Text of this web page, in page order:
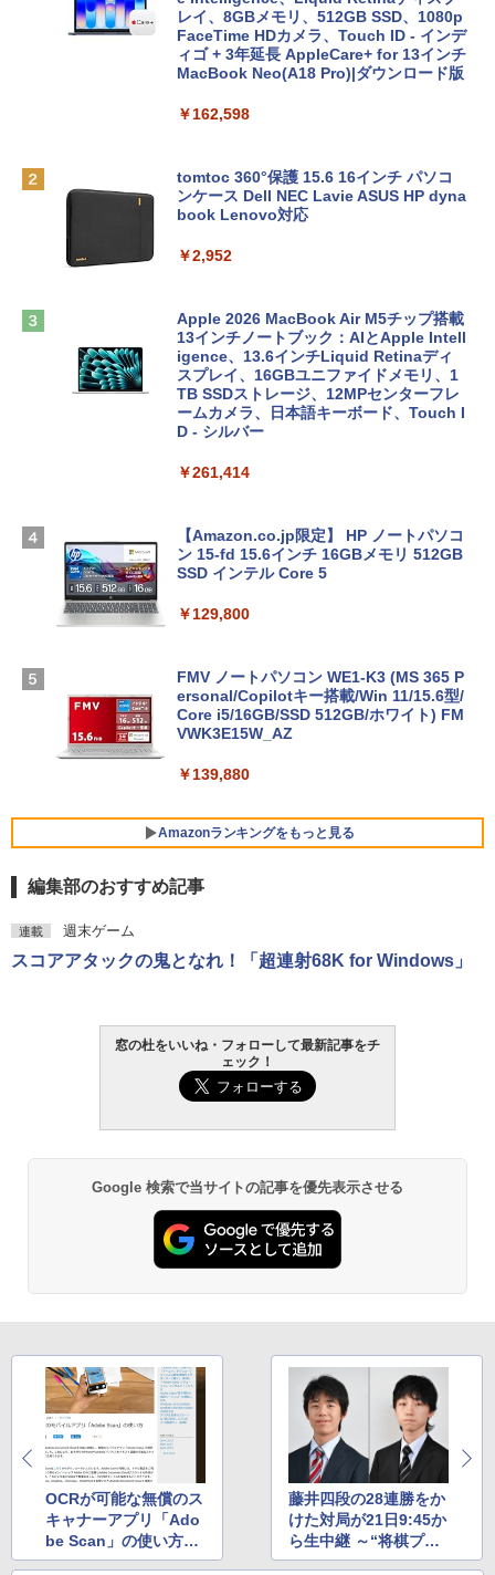
レイ、8GBメモリ、512GB SSD、1080p
FaceTime HDカメラ、Touch ID - インデ
ィゴ + 3年延長 AppleCare+ for 13インチ
MacBook Neo(A18 Pro)|ダウンロード版
￥162,598
tomtoc 360°保護 15.6 16インチ パソコ
ンケース Dell NEC Lavie ASUS HP dyna
book Lenovo対応
￥2,952
Apple 2026 MacBook Air M5チップ搭載
13インチノートブック：AIとApple Intell
igence、13.6インチLiquid Retinaディ
スプレイ、16GBユニファイドメモリ、1
TB SSDストレージ、12MPセンターフレ
ームカメラ、日本語キーボード、Touch I
D - シルバー
￥261,414
【Amazon.co.jp限定】 HP ノートパソコ
ン 15-fd 15.6インチ 16GBメモリ 512GB
SSD インテル Core 5
￥129,800
FMV ノートパソコン WE1-K3 (MS 365 P
ersonal/Copilotキー搭載/Win 11/15.6型/
Core i5/16GB/SSD 512GB/ホワイト) FM
VWK3E15W_AZ
￥139,880
Amazonランキングをもっと見る
インゲームコード】 ロブロックス | オン
Microsoft Office Home & Business 202
4(最新 永続版)|オンラインコード版|Wind
￥39,582
Robloxギフトカード - 2,000 Robux 【限
定バーチャルアイテムを含む】 【オンラ
インゲームコード】 ロブロックス | オン
Robloxギフトカード - 1000 Robux 【限
定バーチャルアイテムを含む】 【オンラ
インゲームコード】 ロブロックス |オン
ラインコード版
￥1,600
Windows版 | Minecraft (マインクラフ
ト): Java & Bedrock Edition | オンライ
￥1,766
AIイラスト表現辞典: 思い通りの絵を引き
出す プロンプトの言葉 AI画像生成シリー
ズ (はぴーイラストLabo)
非エンジニア 初心者 素人 でも安心 使い
方 マニュアル AI副業にもコンテンツ作成
にもKindle出版にも！ 非エンジニアのた
1冊ですべて身につくHTML & CSSとWe
bデザイン入門講座［第2版］
￥1,292
FM TOWNS ハイパー・カタログ: 本体ハ
ードウェア・市販ソフトウェアのパーフ
ェクトリストと最新エミュレータ紹介
週間持続バッテリー、広告なし、ブラッ
Amazon Kindle - 目に優しい、かさばら
ない、大きな画面で読みやすい、6週間持
し
￥16,980
Kindle Paperwhite シグニチャーエディ
るさ自動調整、色調調節ライト、12週間
￥27,980
Amazon Kindle Colorsoft | 16GBストレ
ージ、防水、7インチカラーディスプレ
イ、色調調節ライト、最大8週間持続バッ
テリー、広告無し、ブラック (2025年発
売)
￥31,980
編集部のおすすめ記事
連載 週末ゲーム
スコアアタックの鬼となれ！「超連射68K for Windows」
窓の杜をいいね・フォローして最新記事をチ
ェック！
Google 検索で当サイトの記事を優先表示させる
OCRが可能な無償のス
キャナーアプリ「Ado
be Scan」の使い方を
解説した記事が公開中
藤井四段の28連勝をか
けた対局が21日9:45か
ら生中継 ～“将棋プレ
ミアム”で視聴可能